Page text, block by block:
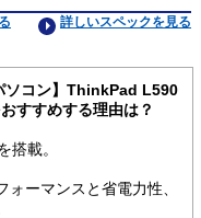
詳しいスペックを見る
コン】ThinkPad L590
すめする理由は？
搭載。
ーマンスと省電力性、